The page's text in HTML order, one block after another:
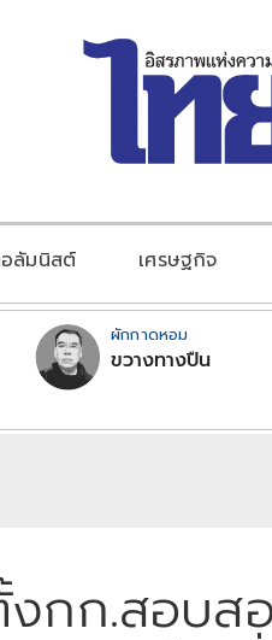
ลัมนิสต์ เศรษฐกิจ
ผักกาดหอม
ขวางทางปืน
กก.สอบส